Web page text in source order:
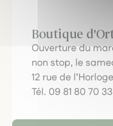
Boutique
Ouverture du
non stop, le
12 rue de
Tél. 09 81 80 70 33